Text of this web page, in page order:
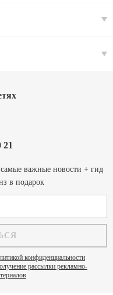
21
важные новости + гид
в подарок
конфиденциальности
рассылки рекламно-